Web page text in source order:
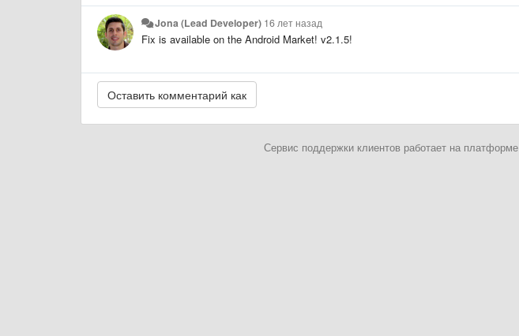
Jona (Lead Developer) 16 лет назад
Fix is available on the Android Market! v2.1.5!
Сервис поддержки клиентов работает на платформе